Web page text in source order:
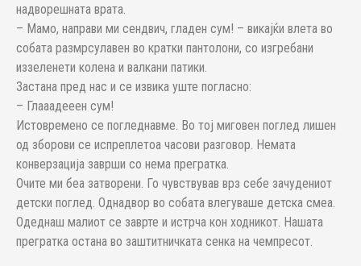
надворешната врата.
– Мамо, направи ми сендвич, гладен сум! – викајќи влета во
собата размрсулавен во кратки пантолони, со изгребани
иззеленети колена и валкани патики.
Застана пред нас и се извика уште погласно:
– Глааадееен сум!
Истовремено се погледнавме. Во тој миговен поглед лишен
од зборови се испреплетоа часови разговор. Немата
конверзација заврши со нема прегратка.
Oчите ми беа затворени. Го чувствував врз себе зачудениот
детски поглед. Однадвор во собата влегуваше детска смеа.
Одеднаш малиот се заврте и истрча кон ходникот. Нашата
прегратка остана во заштитничката сенка на чемпресот.